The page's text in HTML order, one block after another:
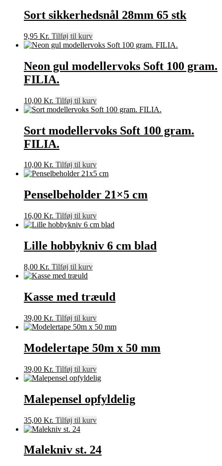
Sort sikkerhedsnål 28mm 65 stk
9,95 Kr. Tilføj til kurv
Neon gul modellervoks Soft 100 gram.
FILIA.
10,00 Kr. Tilføj til kurv
Sort modellervoks Soft 100 gram.
FILIA.
10,00 Kr. Tilføj til kurv
Penselbeholder 21×5 cm
16,00 Kr. Tilføj til kurv
Lille hobbykniv 6 cm blad
8,00 Kr. Tilføj til kurv
Kasse med træuld
39,00 Kr. Tilføj til kurv
Modelertape 50m x 50 mm
39,00 Kr. Tilføj til kurv
Malepensel opfyldelig
35,00 Kr. Tilføj til kurv
Malekniv st. 24